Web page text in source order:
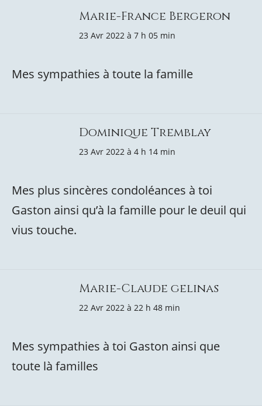
Marie-France Bergeron
23 Avr 2022 à 7 h 05 min
Mes sympathies à toute la famille
Dominique Tremblay
23 Avr 2022 à 4 h 14 min
Mes plus sincères condoléances à toi
Gaston ainsi qu’à la famille pour le deuil qui
vius touche.
Marie-Claude gelinas
22 Avr 2022 à 22 h 48 min
Mes sympathies à toi Gaston ainsi que
toute là familles